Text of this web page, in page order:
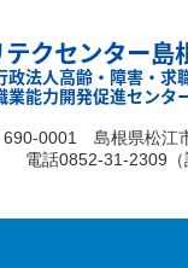
クセンター島
政法人高齢・障害・
業能力開発促進センタ
690-0001 島根県松江
電話0852-31-2309（